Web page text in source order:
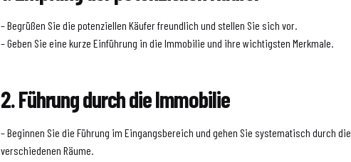
– Begrüßen Sie die potenziellen Käufer freundlich und stellen Sie sich vor.
– Geben Sie eine kurze Einführung in die Immobilie und ihre wichtigsten Merkmale.
2. Führung durch die Immobilie
– Beginnen Sie die Führung im Eingangsbereich und gehen Sie systematisch durch die
verschiedenen Räume.